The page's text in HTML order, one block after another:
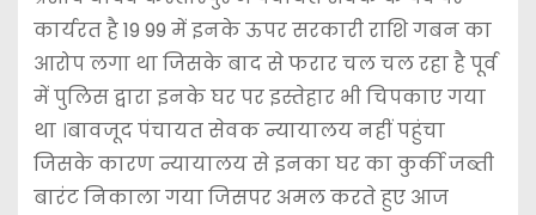
कार्यरत है 19 99 में इनके ऊपर सरकारी राशि गबन का
आरोप लगा था जिसके बाद से फरार चल चल रहा है पूर्व
में पुलिस द्वारा इनके घर पर इस्तेहार भी चिपकाए गया
था ।बावजूद पंचायत सेवक न्यायालय नहीं पहुंचा
जिसके कारण न्यायालय से इनका घर का कुर्की जब्ती
बारंट निकाला गया जिसपर अमल करते हुए आज